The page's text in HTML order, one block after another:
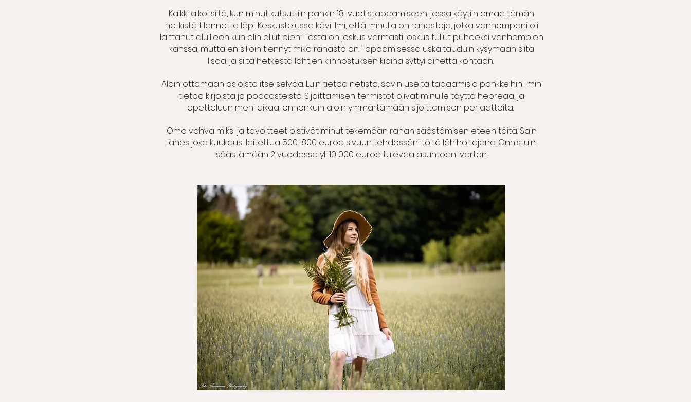
Kaikki alkoi siitä, kun minut kutsuttiin pankin 18-vuotistapaamiseen, jossa käytiin omaa tämän
hetkistä tilannetta läpi. Keskustelussa kävi ilmi, että minulla on rahastoja, jotka vanhempani oli
laittanut aluilleen kun olin ollut pieni. Tästä on joskus varmasti joskus tullut puheeksi vanhempien
kanssa, mutta en silloin tiennyt mikä rahasto on. Tapaamisessa uskaltauduin kysymään siitä
lisää, ja siitä hetkestä lähtien kiinnostuksen kipinä syttyi aihetta kohtaan.
Aloin ottamaan asioista itse selvää. Luin tietoa netistä, sovin useita tapaamisia pankkeihin, imin
tietoa kirjoista ja podcasteistä. Sijoittamisen termistöt olivat minulle täyttä hepreaa, ja
opetteluun meni aikaa, ennenkuin aloin ymmärtämään sijoittamisen periaatteita.
Oma vahva miksi ja tavoitteet pistivät minut tekemään rahan säästämisen eteen töitä. Sain
lähes joka kuukausi laitettua 500-800 euroa sivuun tehdessäni töitä lähihoitajana. Onnistuin
säästämään 2 vuodessa yli 10 000 euroa tulevaa asuntoani varten.